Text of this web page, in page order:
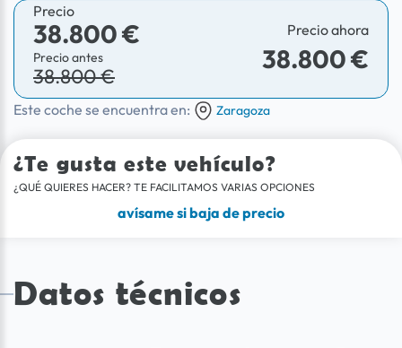
Precio
38.800 €
Precio antes
38.800 €
Precio ahora
38.800 €
Este coche se encuentra en: Zaragoza
¿Te gusta este vehículo?
¿QUÉ QUIERES HACER? TE FACILITAMOS VARIAS OPCIONES
avísame si baja de precio
Datos técnicos